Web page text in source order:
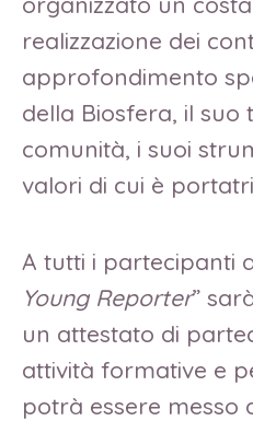
realizzazione dei
approfondimento
della Biosfera, il suo
comunità, i suoi
valori di cui è
A tutti i partecipanti
Young Reporter”
un attestato di
attività formative e
potrà essere messo